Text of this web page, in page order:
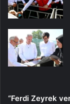
“Ferdi Zeyrek